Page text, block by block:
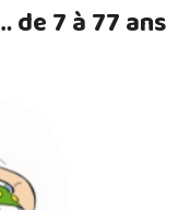
de 7 à 77 ans